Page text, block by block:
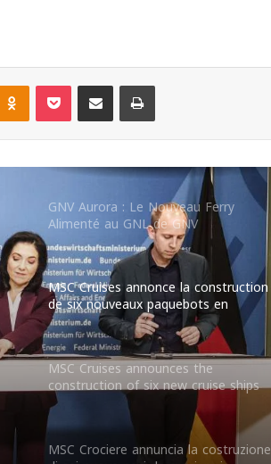
cantiere navale d’Africa a Casablanca
Corsica Linea : Réception de son
Nouveau Navire Écologique
GNV Aurora : Le Nouveau Ferry
Alimenté au GNL de GNV
MSC Cruises annonce la construction
de six nouveaux paquebots en
Allemagne
MSC Cruises announces the
construction of six new cruise ships
in Germany
MSC Crociere annuncia la costruzione